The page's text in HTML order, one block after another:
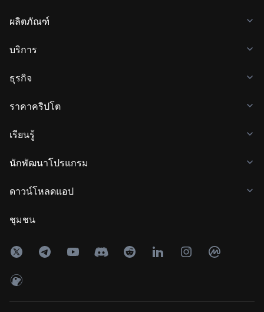
ผลิตภัณฑ์
บริการ
ธุรกิจ
ราคาคริปโต
เรียนรู้
นักพัฒนาโปรแกรม
ดาวน์โหลดแอป
ชุมชน